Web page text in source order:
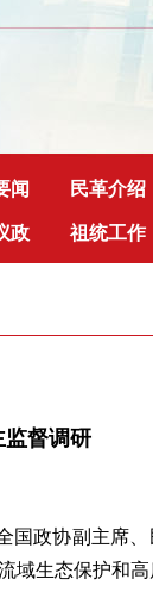
闻 民革介绍
政 祖统工作
监督调研
国政协副主席、
域生态保护和